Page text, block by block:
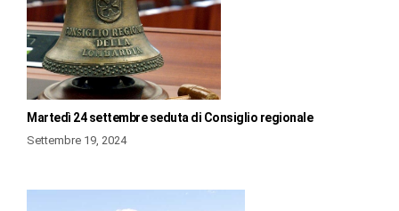
Martedì 24 settembre seduta di Consiglio regionale
Settembre 19, 2024